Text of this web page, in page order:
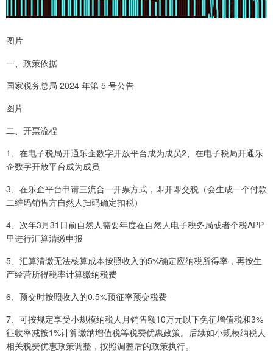
图片
一、政策依据
国家税务总局 2024 年第 5 号公告
图片
二、开票流程
1、在电子税局开通乐企数字开放平台成为成员2、在电子税局开通乐
企数字开放平台成为成员
3、在乐企平台申请三流合一开票方式，即开即交税（会生成一个付款
二维码销售方自然人扫码确定扣税）
4、次年3月31日前自然人需要年度在自然人电子税务局或者个税APP
里进行汇算清缴申报
5、汇算清缴无法核算成本按照收入的5%确定应纳税所得率，再按生
产经营所得税率计算缴纳税费
6、预交时按照收入的0.5%预征率预交税费
7、可按规定享受小规模纳税人月销售额10万元以下免征增值税和3%
征收率减按1%计算缴纳增值税等税费优惠政策。后续如小规模纳税人
相关税费优惠政策调整，按照调整后的政策执行。